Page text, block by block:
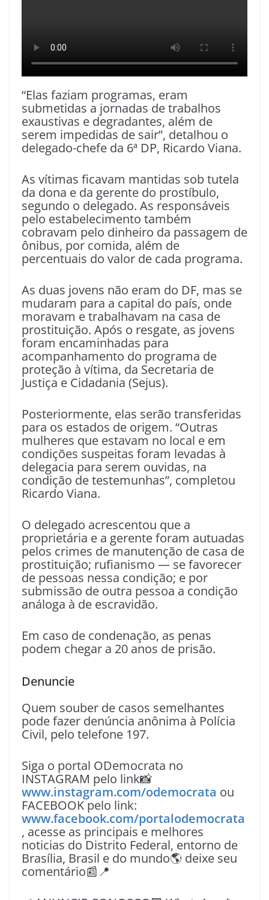
“Elas faziam programas, eram
submetidas a jornadas de trabalhos
exaustivas e degradantes, além de
serem impedidas de sair”, detalhou o
delegado-chefe da 6ª DP, Ricardo Viana.
As vítimas ficavam mantidas sob tutela
da dona e da gerente do prostíbulo,
segundo o delegado. As responsáveis
pelo estabelecimento também
cobravam pelo dinheiro da passagem de
ônibus, por comida, além de
percentuais do valor de cada programa.
As duas jovens não eram do DF, mas se
mudaram para a capital do país, onde
moravam e trabalhavam na casa de
prostituição. Após o resgate, as jovens
foram encaminhadas para
acompanhamento do programa de
proteção à vítima, da Secretaria de
Justiça e Cidadania (Sejus).
Posteriormente, elas serão transferidas
para os estados de origem. “Outras
mulheres que estavam no local e em
condições suspeitas foram levadas à
delegacia para serem ouvidas, na
condição de testemunhas”, completou
Ricardo Viana.
O delegado acrescentou que a
proprietária e a gerente foram autuadas
pelos crimes de manutenção de casa de
prostituição; rufianismo — se favorecer
de pessoas nessa condição; e por
submissão de outra pessoa a condição
análoga à de escravidão.
Em caso de condenação, as penas
podem chegar a 20 anos de prisão.
Denuncie
Quem souber de casos semelhantes
pode fazer denúncia anônima à Polícia
Civil, pelo telefone 197.
Siga o portal ODemocrata no
INSTAGRAM pelo link📸
www.instagram.com/odemocrata ou
FACEBOOK pelo link:
www.facebook.com/portalodemocrata
, acesse as principais e melhores
noticias do Distrito Federal, entorno de
Brasília, Brasil e do mundo🌎 deixe seu
comentário📰📍